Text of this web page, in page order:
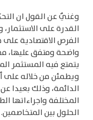
وغنيٌ عن القول ان
القدرة على
الفرص الاقتصادية على
واضحة ومتفق عليها،
يتمتع فيه المستثمر
ويطمئن من خلاله على
الدائمة، وذلك بعيدا
المختلفة واجراءاتها
الحلول بين المتخاصمين.